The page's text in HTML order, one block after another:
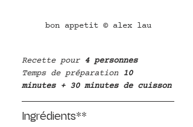
bon appetit © alex lau
Recette pour 4 personnes
Temps de préparation 10
minutes + 30 minutes de cuisson
Ingrédients**